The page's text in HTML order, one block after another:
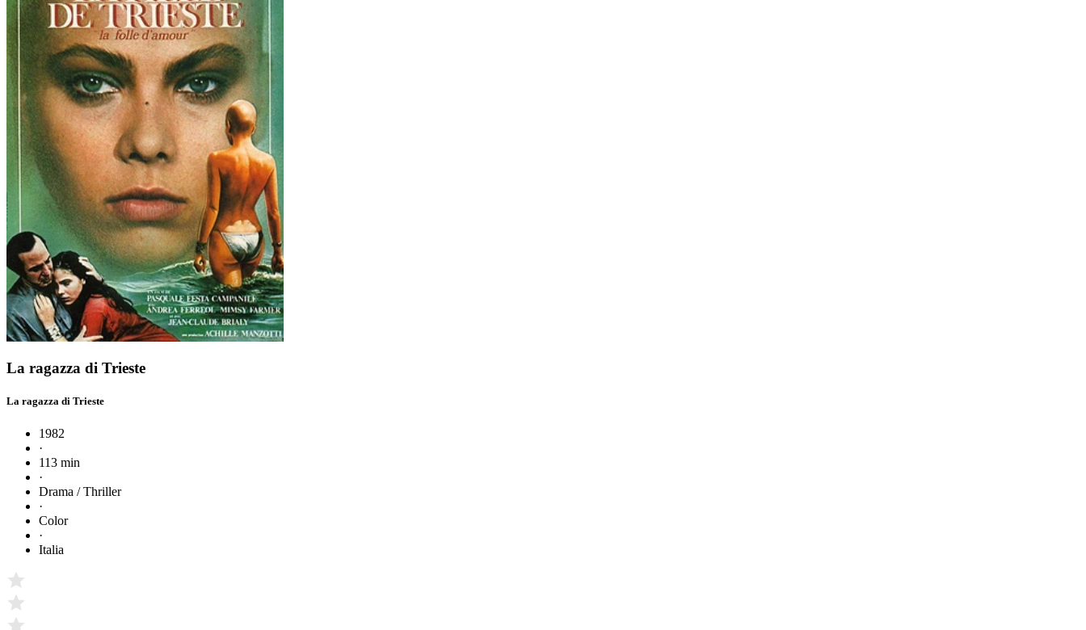
La ragazza di Trieste
La ragazza di Trieste
1982
·
113 min
·
Drama / Thriller
·
Color
·
Italia